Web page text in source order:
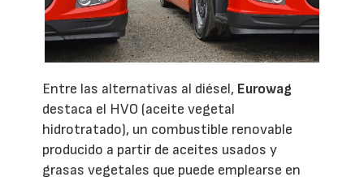
Entre las alternativas al diésel, Eurowag
destaca el HVO (aceite vegetal
hidrotratado), un combustible renovable
producido a partir de aceites usados y
grasas vegetales que puede emplearse en